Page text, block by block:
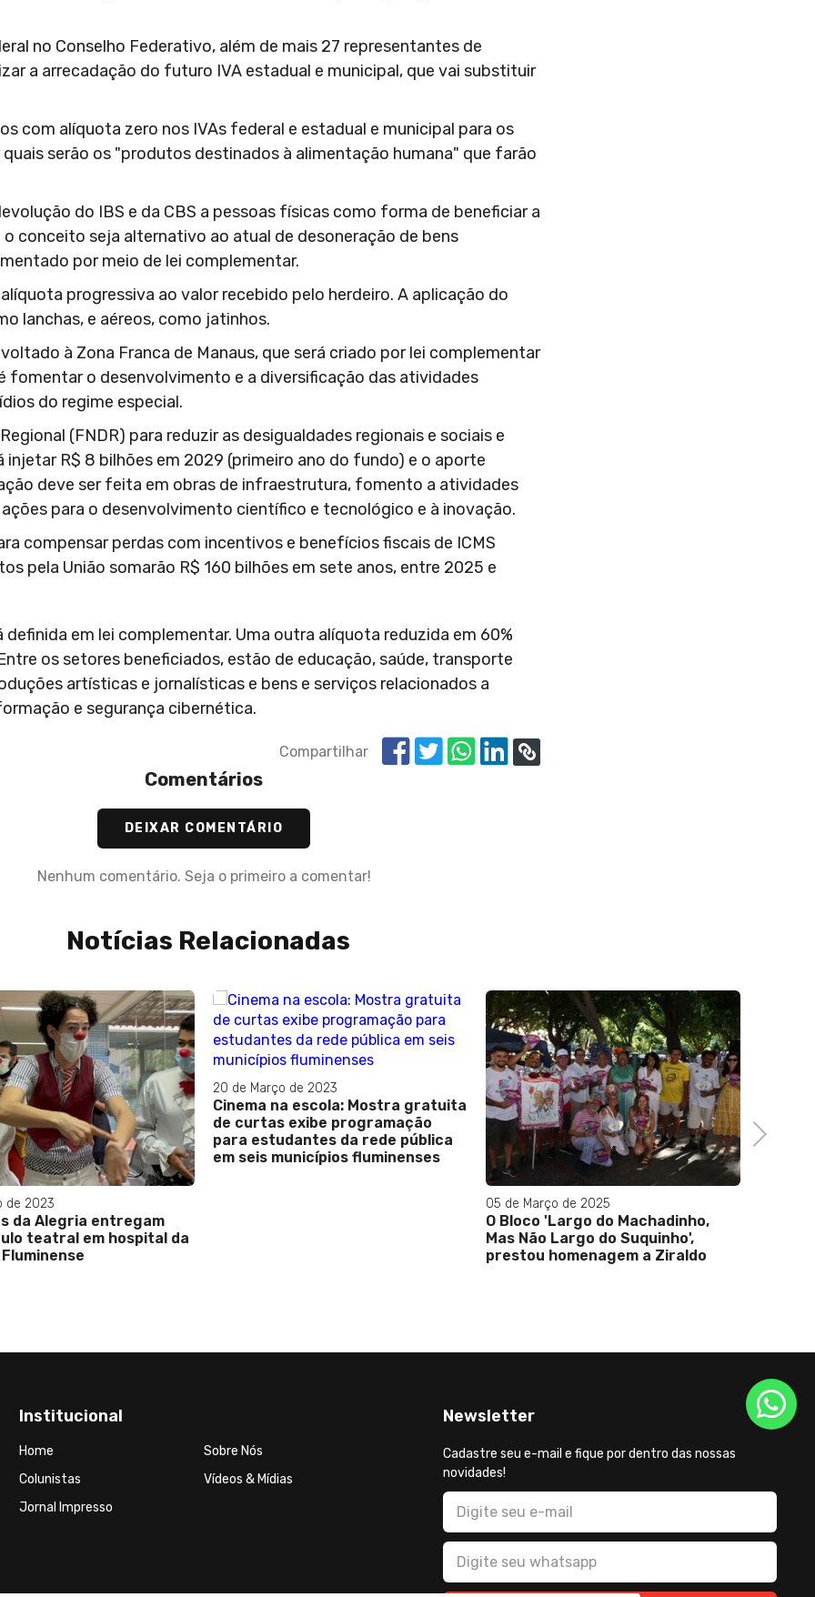
no Conselho Federativo, além de mais 27 representantes de
a arrecadação do futuro IVA estadual e municipal, que vai substituir
com alíquota zero nos IVAs federal e estadual e municipal para os
serão os "produtos destinados à alimentação humana" que farão
do IBS e da CBS a pessoas físicas como forma de beneficiar a
conceito seja alternativo ao atual de desoneração de bens
por meio de lei complementar.
progressiva ao valor recebido pelo herdeiro. A aplicação do
lanchas, e aéreos, como jatinhos.
à Zona Franca de Manaus, que será criado por lei complementar
fomentar o desenvolvimento e a diversificação das atividades
do regime especial.
(FNDR) para reduzir as desigualdades regionais e sociais e
injetar R$ 8 bilhões em 2029 (primeiro ano do fundo) e o aporte
deve ser feita em obras de infraestrutura, fomento a atividades
para o desenvolvimento científico e tecnológico e à inovação.
compensar perdas com incentivos e benefícios fiscais de ICMS
pela União somarão R$ 160 bilhões em sete anos, entre 2025 e
em lei complementar. Uma outra alíquota reduzida em 60%
os setores beneficiados, estão de educação, saúde, transporte
artísticas e jornalísticas e bens e serviços relacionados a
e segurança cibernética.
Compartilhar
Comentários
DEIXAR COMENTÁRIO
Nenhum comentário. Seja o primeiro a comentar!
Notícias Relacionadas
20 de Março de 2023
Cinema na escola: Mostra gratuita
de curtas exibe programação
para estudantes da rede pública
em seis municípios fluminenses
O Bloco 'Largo do Machadinho,
Mas Não Largo do Suquinho',
prestou homenagem a Ziraldo
11 de Novembro de 2022
Carlos Alberto Sardenberg pede
demissão da Globo e chora ao vivo
em telejornal: Vou curtir a vida
Next
Institucional
Home
Sobre Nós
Colunistas
Vídeos & Mídias
Jornal Impresso
Newsletter
Cadastre seu e-mail e fique por dentro das nossas
novidades!